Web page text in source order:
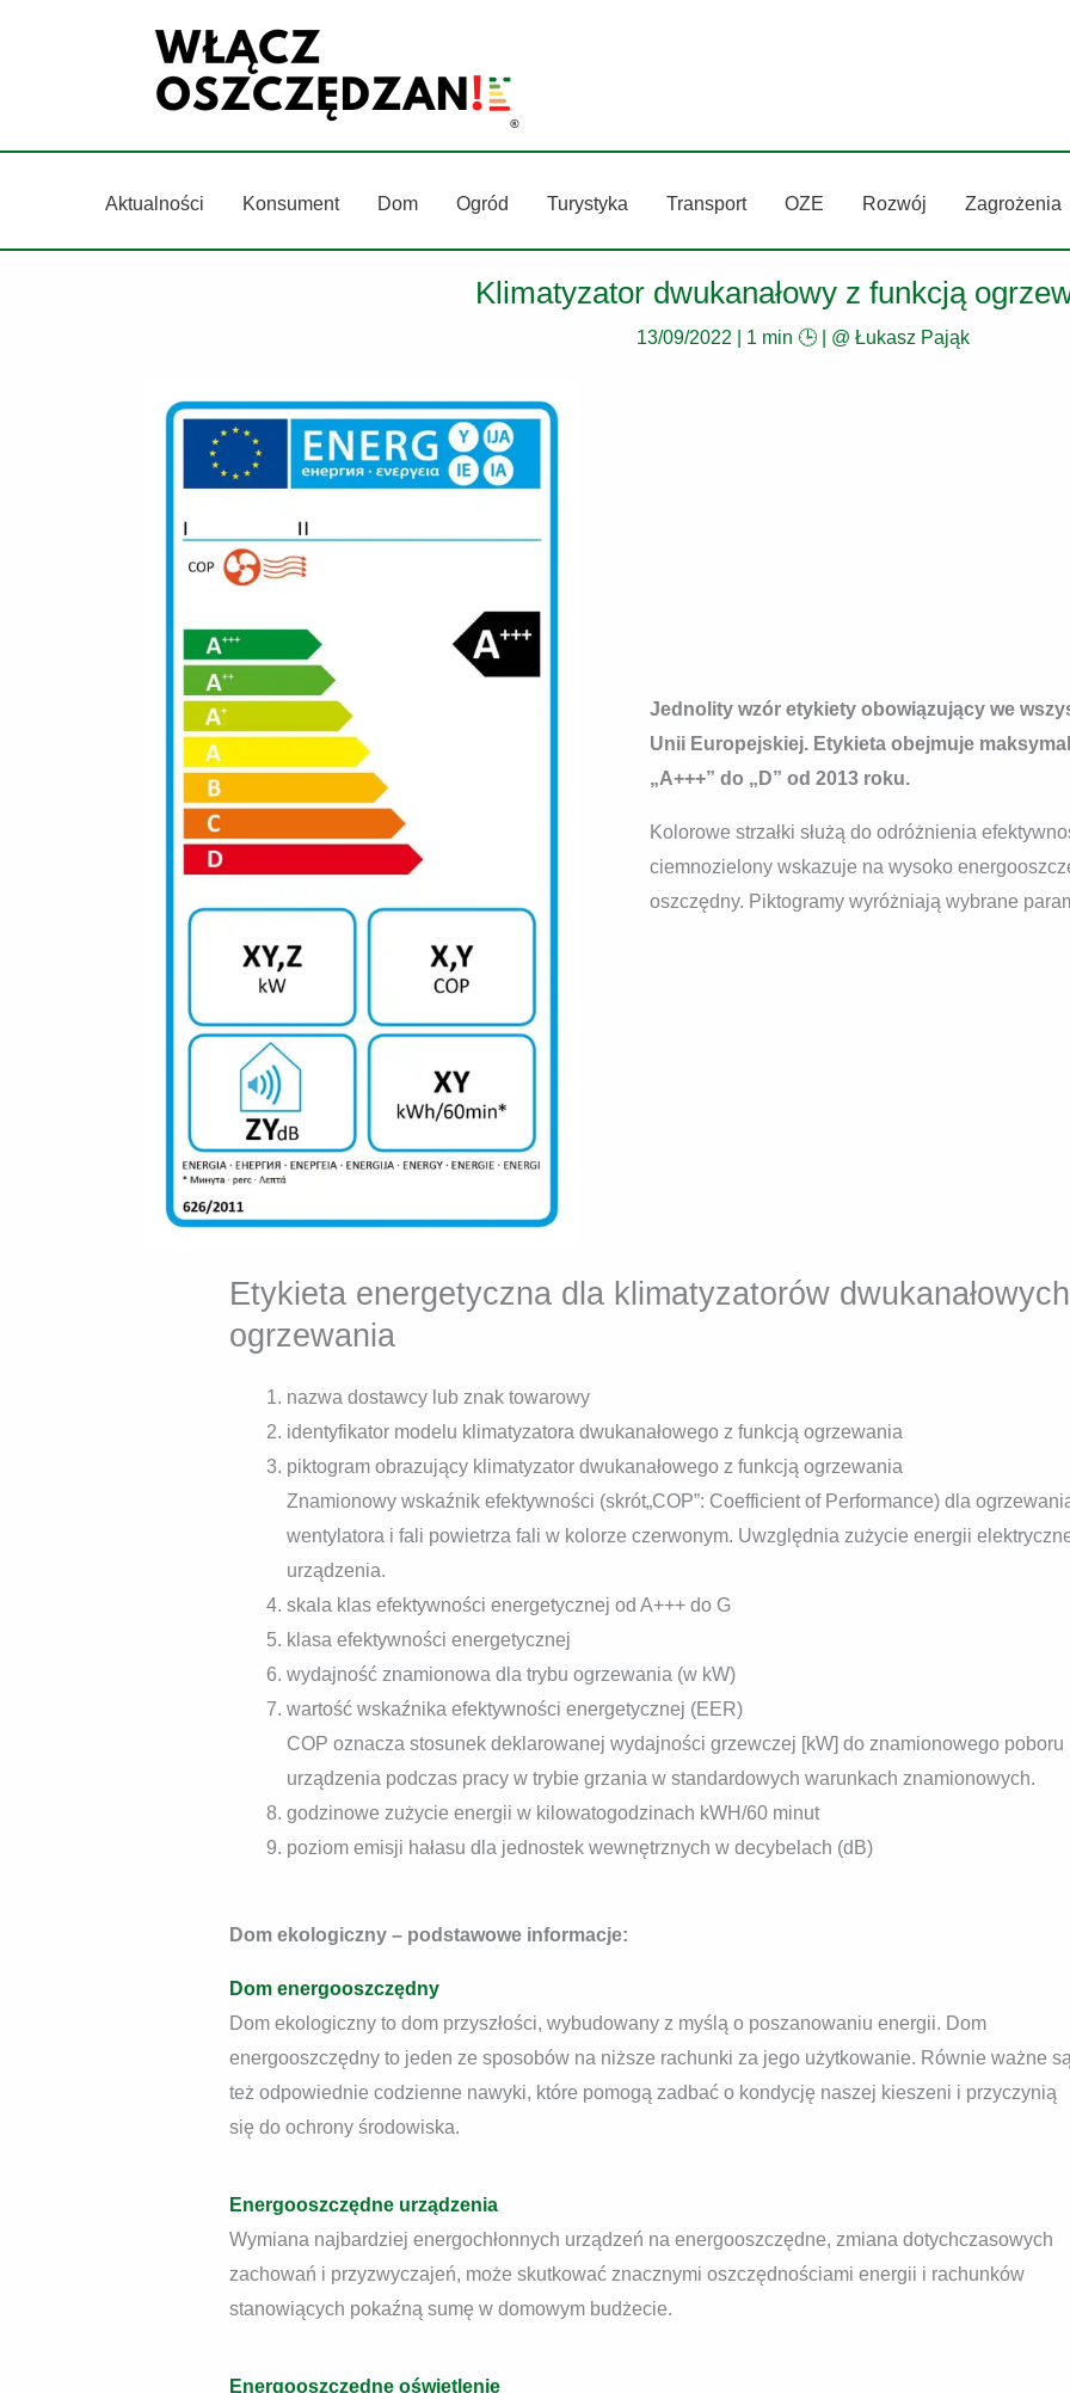
Aktualności Konsument Dom Ogród Turystyka Transport OZE Rozwój Zagrożenia
Klimatyzator dwukanałowy z funkcją
13/09/2022 1 min 🕒| @ Łukasz Pająk
Jednolity wzór etykiety obowiązujący we
Unii Europejskiej. Etykieta obejmuje
„A+++” do „D” od 2013 roku.
Kolorowe strzałki służą do odróżnienia
ciemnozielony wskazuje na wysoko
oszczędny. Piktogramy wyróżniają wybrane
Etykieta energetyczna dla klimatyzatorów
ogrzewania
nazwa dostawcy lub znak towarowy
identyfikator modelu klimatyzatora dwukanałowego z funkcją ogrzewania
piktogram obrazujący klimatyzator dwukanałowego z funkcją ogrzewania
Znamionowy wskaźnik efektywności (skrót„COP”: Coefficient of Performance) dla
wentylatora i fali powietrza fali w kolorze czerwonym. Uwzględnia zużycie energii
urządzenia.
skala klas efektywności energetycznej od A+++ do G
klasa efektywności energetycznej
wydajność znamionowa dla trybu ogrzewania (w kW)
wartość wskaźnika efektywności energetycznej (EER)
COP oznacza stosunek deklarowanej wydajności grzewczej [kW] do znamionowego
urządzenia podczas pracy w trybie grzania w standardowych warunkach znamionowych.
godzinowe zużycie energii w kilowatogodzinach kWH/60 minut
poziom emisji hałasu dla jednostek wewnętrznych w decybelach (dB)
Dom ekologiczny – podstawowe informacje:
Dom energooszczędny
Dom ekologiczny to dom przyszłości, wybudowany z myślą o poszanowaniu energii. Dom
energooszczędny to jeden ze sposobów na niższe rachunki za jego użytkowanie. Równie ważne
też odpowiednie codzienne nawyki, które pomogą zadbać o kondycję naszej kieszeni i przyczynią
się do ochrony środowiska.
Energooszczędne urządzenia
Wymiana najbardziej energochłonnych urządzeń na energooszczędne, zmiana dotychczasowych
zachowań i przyzwyczajeń, może skutkować znacznymi oszczędnościami energii i rachunków
stanowiących pokaźną sumę w domowym budżecie.
Energooszczędne oświetlenie